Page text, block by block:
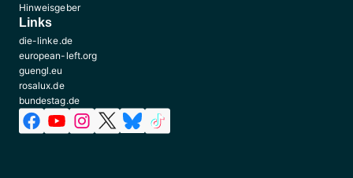
Hinweisgeber
Links
die-linke.de
european-left.org
guengl.eu
rosalux.de
bundestag.de